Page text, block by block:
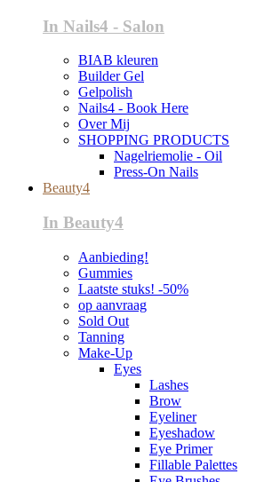
In Nails4 - Salon
BIAB kleuren
Builder Gel
Gelpolish
Nails4 - Book Here
Over Mij
SHOPPING PRODUCTS
Nagelriemolie - Oil
Press-On Nails
Beauty4
In Beauty4
Aanbieding!
Gummies
Laatste stuks! -50%
op aanvraag
Sold Out
Tanning
Make-Up
Eyes
Lashes
Brow
Eyeliner
Eyeshadow
Eye Primer
Fillable Palettes